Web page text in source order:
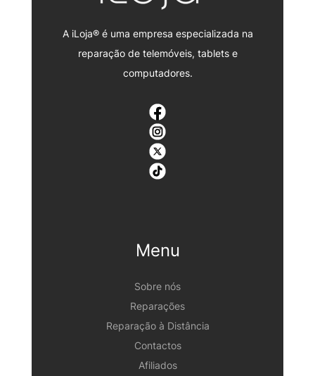
A iLoja® é uma empresa especializada na
reparação de telemóveis, tablets e
computadores.
Menu
Sobre nós
Reparações
Reparação à Distância
Contactos
Afiliados